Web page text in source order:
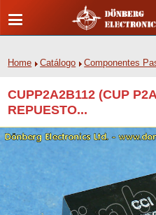
Home Catálogo Componentes
CUPP2A2B112 (CUP
REPUESTO...